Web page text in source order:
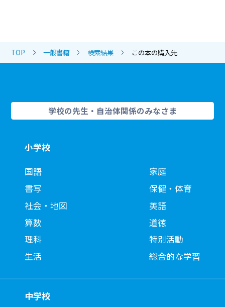
TOP 一般書籍 検索結果 この本の購入先
学校の先生・自治体関係のみなさま
小学校
国語
書写
社会・地図
算数
理科
生活
家庭
保健・体育
英語
道徳
特別活動
総合的な学習
中学校